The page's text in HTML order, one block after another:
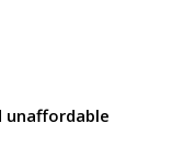
unaffordable